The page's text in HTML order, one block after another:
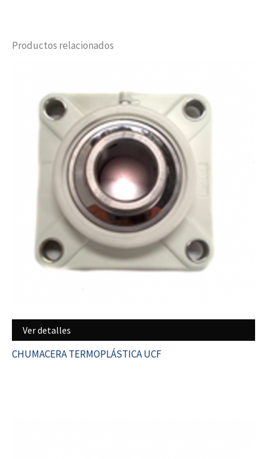
Productos relacionados
Ver detalles
CHUMACERA TERMOPLÁSTICA UCF